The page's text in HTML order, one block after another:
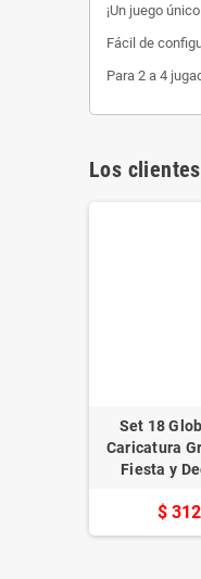
¡Un juego
Fácil de
Para 2 a 4
Los
Set 18
Caricatura
Fiesta y
$